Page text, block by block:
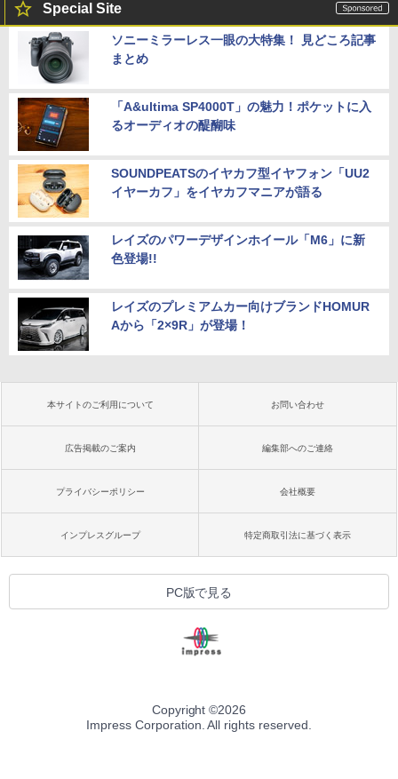
Special Site
ソニーミラーレス一眼の大特集！ 見どころ記事
まとめ
「A&ultima SP4000T」の魅力！ポケットに入
るオーディオの醍醐味
SOUNDPEATSのイヤカフ型イヤフォン「UU2
イヤーカフ」をイヤカフマニアが語る
レイズのパワーデザインホイール「M6」に新
色登場!!
レイズのプレミアムカー向けブランドHOMUR
Aから「2×9R」が登場！
本サイトのご利用について お問い合わせ
広告掲載のご案内 編集部へのご連絡
プライバシーポリシー 会社概要
インプレスグループ 特定商取引法に基づく表示
PC版で見る
Copyright ©2026
Impress Corporation. All rights reserved.